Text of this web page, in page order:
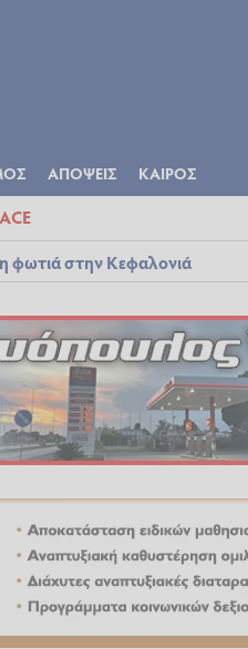
ΑΠΟΨΕΙΣ ΚΑΙΡΟΣ
φωτιά στην Κεφαλονιά